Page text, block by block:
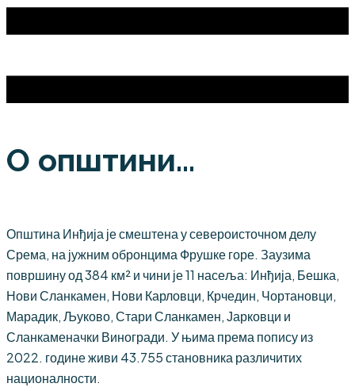
О општини...
Општина Инђија је смештена у североисточном делу
Срема, на јужним обронцима Фрушке горе. Заузима
површину од 384 км² и чини је 11 насеља: Инђија, Бешка,
Нови Сланкамен, Нови Карловци, Крчедин, Чортановци,
Марадик, Љуково, Стари Сланкамен, Јарковци и
Сланкаменачки Виногради. У њима према попису из
2022. године живи 43.755 становника различитих
националности.